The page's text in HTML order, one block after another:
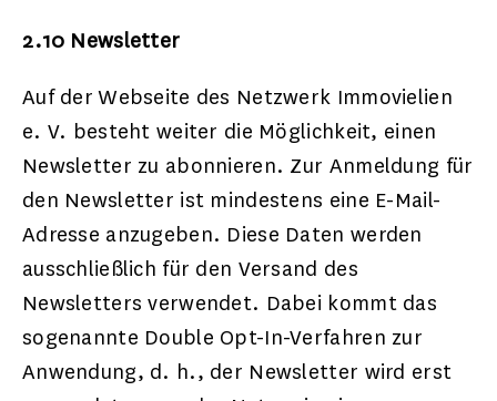
2.10 Newsletter
Auf der Webseite des Netzwerk Immovielien
e. V. besteht weiter die Möglichkeit, einen
Newsletter zu abonnieren. Zur Anmeldung für
den Newsletter ist mindestens eine E-Mail-
Adresse anzugeben. Diese Daten werden
ausschließlich für den Versand des
Newsletters verwendet. Dabei kommt das
sogenannte Double Opt-In-Verfahren zur
Anwendung, d. h., der Newsletter wird erst